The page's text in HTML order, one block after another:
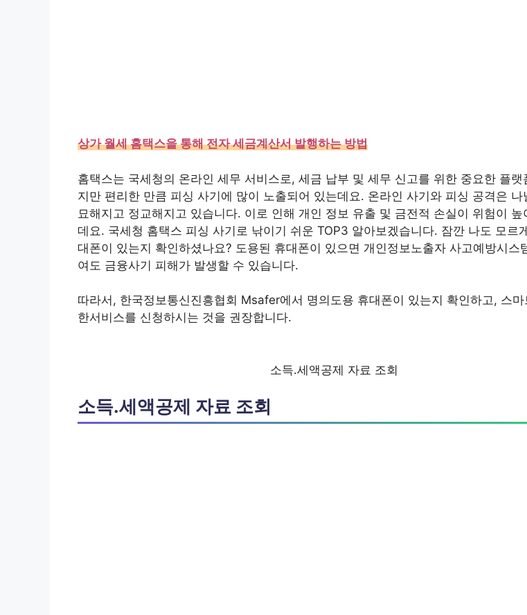
상가 월세 홈택스을 통해 전자 세금계산서 발행하는 방법
홈택스는 국세청의 온라인 세무 서비스로, 세금 납부 및 세무 신고를 위한 중요한 플랫
지만 편리한 만큼 피싱 사기에 많이 노출되어 있는데요. 온라인 사기와 피싱 공격은 나
묘해지고 정교해지고 있습니다. 이로 인해 개인 정보 유출 및 금전적 손실이 위험이 높
데요. 국세청 홈택스 피싱 사기로 낚이기 쉬운 TOP3 알아보겠습니다. 잠깐 나도 모르
대폰이 있는지 확인하셨나요? 도용된 휴대폰이 있으면 개인정보노출자 사고예방시스
여도 금융사기 피해가 발생할 수 있습니다.
따라서, 한국정보통신진흥협회 Msafer에서 명의도용 휴대폰이 있는지 확인하고, 스마
한서비스를 신청하시는 것을 권장합니다.
소득.세액공제 자료 조회
소득.세액공제 자료 조회